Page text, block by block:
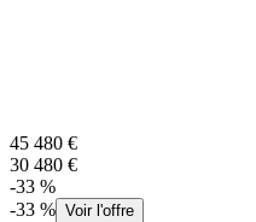
45 480 €
30 480 €
-33 %
-33 % Voir l'offre